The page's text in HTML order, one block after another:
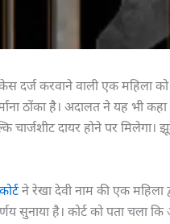
दर्ज करवाने वाली एक महिला
ठोंका है। अदालत ने यह भी
चार्जशीट दायर होने पर
कोर्टने रेखा देवी नाम की एक
सुनाया है। कोर्ट को पता चला